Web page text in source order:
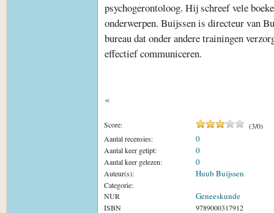
psychogerontoloog. Hij schreef vele
onderwerpen. Buijssen is directeur van
bureau dat onder andere trainingen
effectief communiceren.
«
Score: (3/0)
Aantal recensies:
0
Aantal keer getipt: 0
Aantal keer gelezen: 0
Auteur(s): Huub Buijssen
Categorie:
NUR
Geneeskunde
ISBN 9789000317912